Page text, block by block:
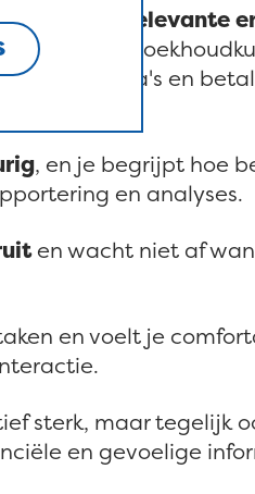
eerste relevante
functie.
creditnota's en
, en je begrijpt hoe
en analyses.
en wacht niet af
en voelt je
sterk, maar tegelijk
en gevoelige